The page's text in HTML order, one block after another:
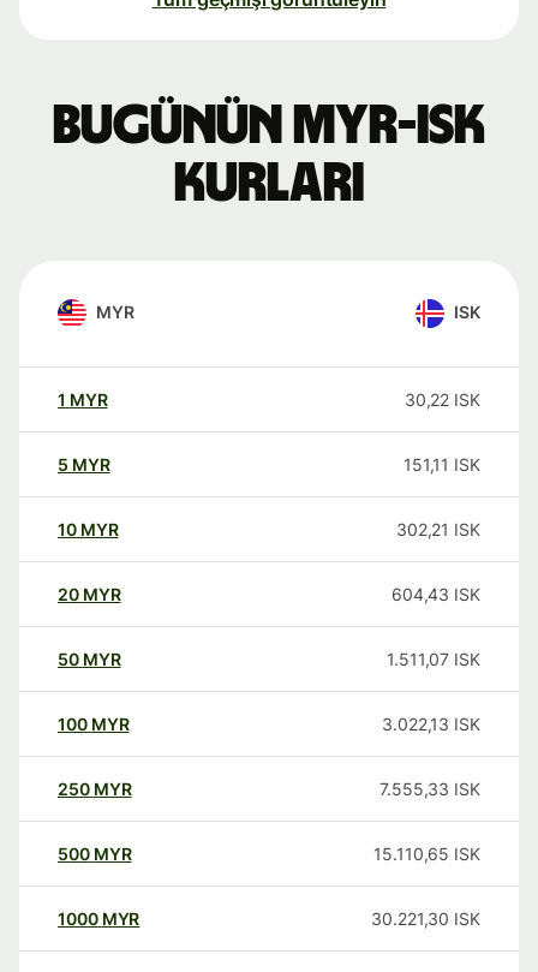
Bugünün MYR-ISK
kurları
MYR ISK
1 MYR 30,22 ISK
5 MYR 151,11 ISK
10 MYR 302,21 ISK
20 MYR 604,43 ISK
50 MYR 1.511,07 ISK
100 MYR 3.022,13 ISK
250 MYR 7.555,33 ISK
500 MYR 15.110,65 ISK
1000 MYR 30.221,30 ISK